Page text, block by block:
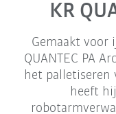
KR
Gemaakt voor
QUANTEC PA
het palletiseren
heeft